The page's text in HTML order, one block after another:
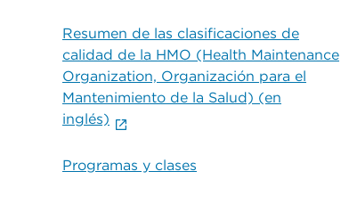
Resumen de las clasificaciones de
calidad de la HMO (Health Maintenance
Organization, Organización para el
Mantenimiento de la Salud) (en
inglés)
Programas y clases